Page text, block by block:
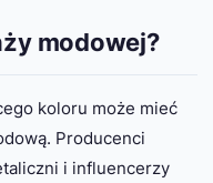
modowej?
koloru może mieć
Producenci
i influencerzy